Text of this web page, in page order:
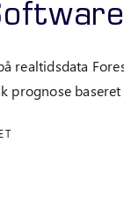
realtidsdata
prognose